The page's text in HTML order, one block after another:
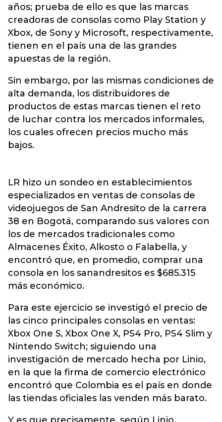
años; prueba de ello es que las marcas
creadoras de consolas como Play Station y
Xbox, de Sony y Microsoft, respectivamente,
tienen en el país una de las grandes
apuestas de la región.
Sin embargo, por las mismas condiciones de
alta demanda, los distribuidores de
productos de estas marcas tienen el reto
de luchar contra los mercados informales,
los cuales ofrecen precios mucho más
bajos.
LR hizo un sondeo en establecimientos
especializados en ventas de consolas de
videojuegos de San Andresito de la carrera
38 en Bogotá, comparando sus valores con
los de mercados tradicionales como
Almacenes Éxito, Alkosto o Falabella, y
encontró que, en promedio, comprar una
consola en los sanandresitos es $685.315
más económico.
Para este ejercicio se investigó el precio de
las cinco principales consolas en ventas:
Xbox One S, Xbox One X, PS4 Pro, PS4 Slim y
Nintendo Switch; siguiendo una
investigación de mercado hecha por Linio,
en la que la firma de comercio electrónico
encontró que Colombia es el país en donde
las tiendas oficiales las venden más barato.